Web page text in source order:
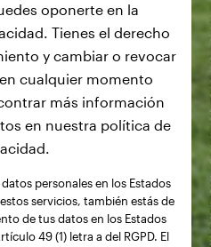
oponerte en la
Tienes el derecho
y cambiar o revocar
cualquier momento
más información
en nuestra política de
personales en los Estados
servicios, también estás de
de tus datos en los Estados
49 (1) letra a del RGPD. El